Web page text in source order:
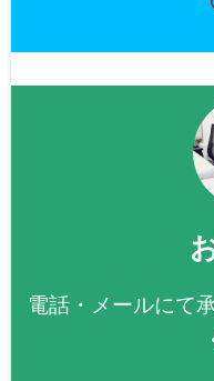
電話・メールにて